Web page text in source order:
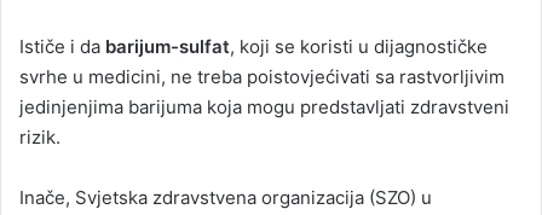
Ističe i da barijum-sulfat, koji se koristi u dijagnostičke
svrhe u medicini, ne treba poistovjećivati sa rastvorljivim
jedinjenjima barijuma koja mogu predstavljati zdravstveni
rizik.
Inače, Svjetska zdravstvena organizacija (SZO) u